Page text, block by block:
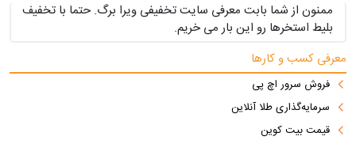
ممنون از شما بابت معرفی سایت تخفیفی ویرا برگ. حتما با تخفیف
بلیط استخرها رو این بار می خریم.
معرفی کسب و کارها
فروش سرور اچ پی
سرمایه‌گذاری طلا آنلاین
قیمت بیت کوین